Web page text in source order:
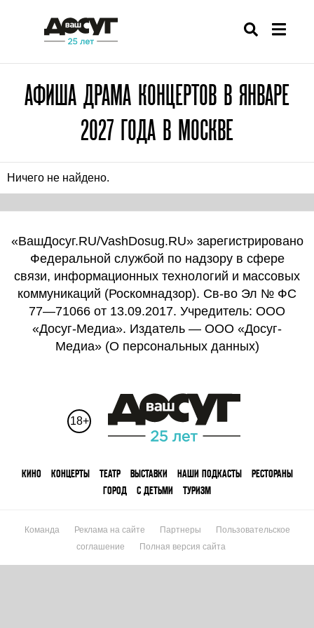
АФИША ДРАМА КОНЦЕРТОВ В ЯНВАРЕ
2027 ГОДА В МОСКВЕ
Ничего не найдено.
«ВашДосуг.RU/VashDosug.RU» зарегистрировано
Федеральной службой по надзору в сфере
связи, информационных технологий и массовых
коммуникаций (Роскомнадзор). Св-во Эл № ФС
77—71066 от 13.09.2017. Учредитель: ООО
«Досуг-Медиа». Издатель — ООО «Досуг-
Медиа» (О персональных данных)
18+
КИНО КОНЦЕРТЫ ТЕАТР ВЫСТАВКИ НАШИ ПОДКАСТЫ
РЕСТОРАНЫ
ГОРОД
С ДЕТЬМИ ТУРИЗМ
Команда Реклама на сайте Партнеры
Пользовательское
соглашение
Полная версия сайта